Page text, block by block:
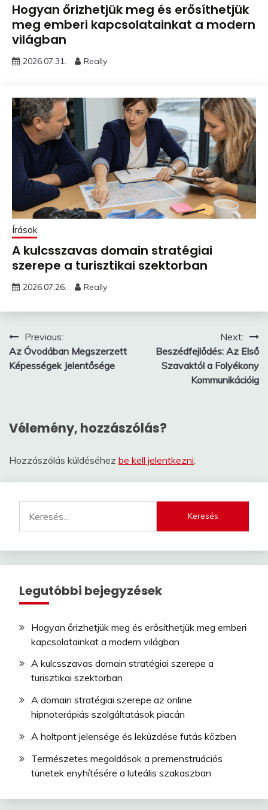
Hogyan őrizhetjük meg és erősíthetjük
meg emberi kapcsolatainkat a modern
világban
2026.07.31. Really
Írások
A kulcsszavas domain stratégiai
szerepe a turisztikai szektorban
2026.07.26. Really
Bejegyzés
navigáció
Previous:
Az Óvodában Megszerzett
Képességek Jelentősége
Next:
Beszédfejlődés: Az Első
Szavaktól a Folyékony
Kommunikációig
Vélemény, hozzászólás?
Hozzászólás küldéséhez be kell jelentkezni
Legutóbbi bejegyzések
Hogyan őrizhetjük meg és erősíthetjük meg emberi
kapcsolatainkat a modern világban
A kulcsszavas domain stratégiai szerepe a
turisztikai szektorban
A domain stratégiai szerepe az online
hipnoterápiás szolgáltatások piacán
A holtpont jelensége és leküzdése futás közben
Természetes megoldások a premenstruációs
tünetek enyhítésére a luteális szakaszban